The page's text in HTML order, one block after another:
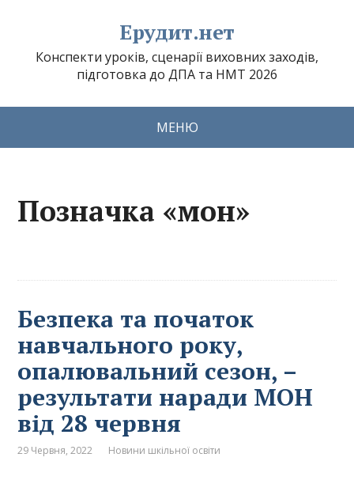
Ерудит.нет
Конспекти уроків, сценарії виховних заходів,
підготовка до ДПА та НМТ 2026
МЕНЮ
Позначка «мон»
Безпека та початок
навчального року,
опалювальний сезон, –
результати наради МОН
від 28 червня
29 Червня, 2022 Новини шкільної освіти